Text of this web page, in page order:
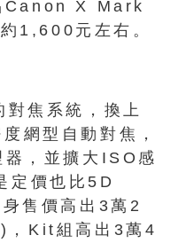
Canon X Mark
約1,600元左右。
焦系統，換上
網型自動對焦，
，並擴大ISO感
定價也比5D
售價高出3萬2
Kit組高出3萬4